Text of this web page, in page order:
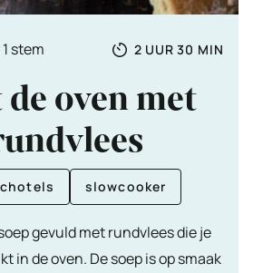
stem
Totale
2 UUR
UUR 30 MIN
oven met
slowcooker
gevuld met rundvlees die je
in de oven. De soep is op smaak